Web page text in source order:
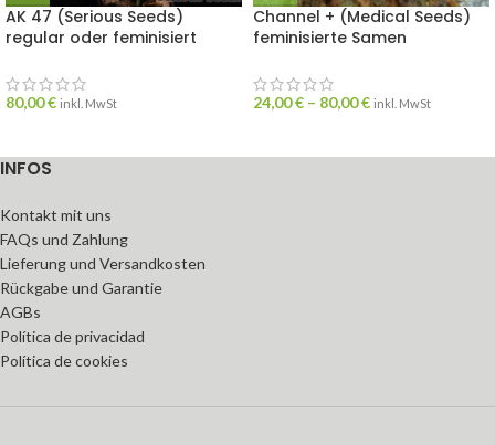
AK 47 (Serious Seeds)
regular oder feminisiert
80,00€ inkl. MwSt
Channel + (Medical Seeds)
feminisierte Samen
24,00€ – 80,00€ inkl. MwSt
INFOS
Kontakt mit uns
FAQs und Zahlung
Lieferung und Versandkosten
Rückgabe und Garantie
AGBs
Política de privacidad
Política de cookies